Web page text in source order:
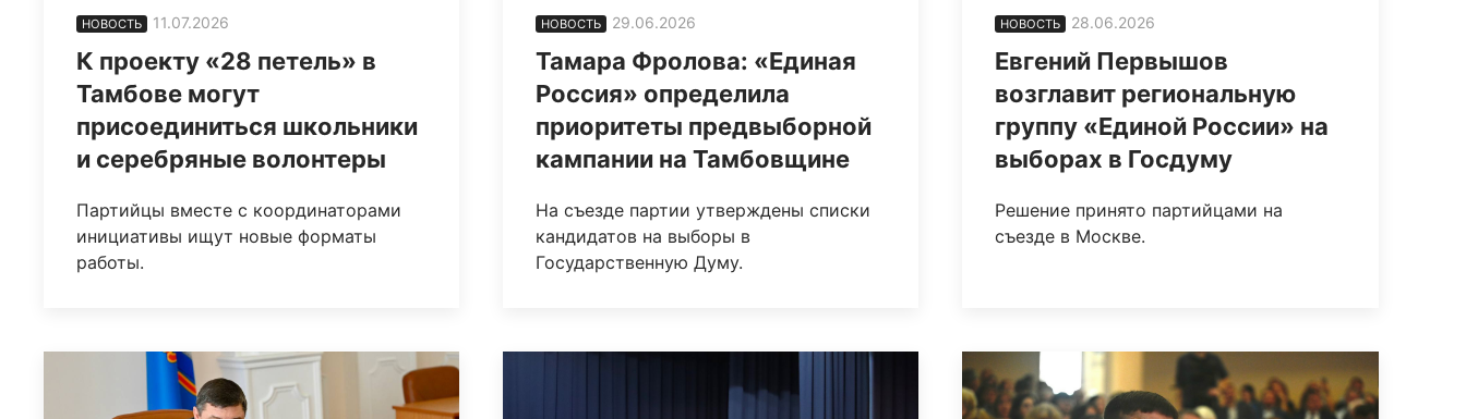
НОВОСТЬ 11.07.2026
К проекту «28 петель» в
Тамбове могут
присоединиться школьники
и серебряные волонтеры
Партийцы вместе с координаторами
инициативы ищут новые форматы
работы.
НОВОСТЬ 29.06.2026
Тамара Фролова: «Единая
Россия» определила
приоритеты предвыборной
кампании на Тамбовщине
На съезде партии утверждены списки
кандидатов на выборы в
Государственную Думу.
НОВОСТЬ 28.06.2026
Евгений Первышов
возглавит региональную
группу «Единой России» на
выборах в Госдуму
Решение принято партийцами на
съезде в Москве.